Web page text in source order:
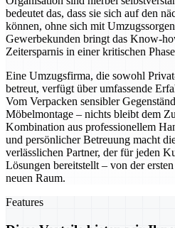
bedeutet das, dass sie sich auf den
können, ohne sich mit
Gewerbekunden bringt das Know-
Zeitersparnis in einer kritischen
Eine Umzugsfirma, die sowohl
betreut, verfügt über umfassende
Vom Verpacken sensibler
Möbelmontage – nichts bleibt dem
Kombination aus professionellem
und persönlicher Betreuung macht
verlässlichen Partner, der für jeden
Lösungen bereitstellt – von der
neuen Raum.
Features